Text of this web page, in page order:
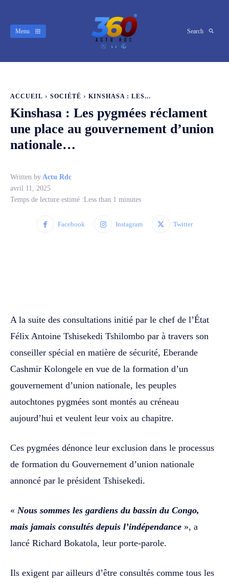
Menu Search
ACCUEIL SOCIÉTÉ KINSHASA : LES...
Kinshasa : Les pygmées réclament
une place au gouvernement d’union
nationale…
Written by Actu Rdc
avril 11, 2025
Temps de lecture estimé :Less than 1 minutes
Facebook Instagram Twitter
A la suite des consultations initié par le chef de l’État
Félix Antoine Tshisekedi Tshilombo par à travers son
conseiller spécial en matière de sécurité, Eberande
Cashmir Kolongele en vue de la formation d’un
gouvernement d’union nationale, les peuples
autochtones pygmées sont montés au créneau
aujourd’hui et veulent leur voix au chapitre.
Ces pygmées dénonce leur exclusion dans le processus
de formation du Gouvernement d’union nationale
annoncé par le président Tshisekedi.
« Nous sommes les gardiens du bassin du Congo,
mais jamais consultés depuis l’indépendance », a
lancé Richard Bokatola, leur porte-parole.
Ils exigent par ailleurs d’être consultés comme tous les